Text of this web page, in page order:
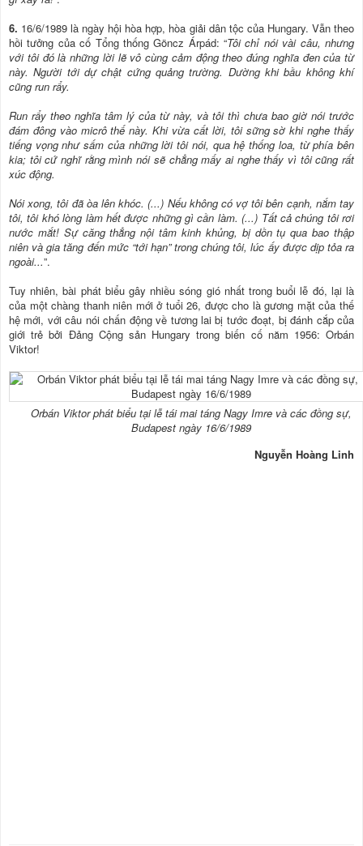
6. 16/6/1989 là ngày hội hòa hợp, hòa giải dân tộc của Hungary. Vẫn theo
hồi tưởng của cố Tổng thống Göncz Árpád: “Tôi chỉ nói vài câu, nhưng
với tôi đó là những lời lẽ vô cùng cảm động theo đúng nghĩa đen của từ
này. Người tới dự chật cứng quảng trường. Dường khi bầu không khí
cũng run rẩy.
Run rẩy theo nghĩa tâm lý của từ này, và tôi thì chưa bao giờ nói trước
đám đông vào micrô thế này. Khi vừa cất lời, tôi sững sờ khi nghe thấy
tiếng vọng như sấm của những lời tôi nói, qua hệ thống loa, từ phía bên
kia; tôi cứ nghĩ rằng mình nói sẽ chẳng mấy ai nghe thấy vì tôi cũng rất
xúc động.
Nói xong, tôi đã òa lên khóc. (...) Nếu không có vợ tôi bên cạnh, nắm tay
tôi, tôi khó lòng làm hết được những gì cần làm. (...) Tất cả chúng tôi rơi
nước mắt! Sự căng thẳng nội tâm kinh khủng, bị dồn tụ qua bao thập
niên và gia tăng đến mức “tới hạn” trong chúng tôi, lúc ấy được dịp tỏa ra
ngoài...”.
Tuy nhiên, bài phát biểu gây nhiều sóng gió nhất trong buổi lễ đó, lại là
của một chàng thanh niên mới ở tuổi 26, được cho là gương mặt của thế
hệ mới, với câu nói chấn động về tương lai bị tước đoạt, bị đánh cắp của
giới trẻ bởi Đảng Cộng sản Hungary trong biến cố năm 1956: Orbán
Viktor!
Orbán Viktor phát biểu tại lễ tái mai táng Nagy Imre và các đồng sự,
Budapest ngày 16/6/1989
Nguyễn Hoàng Linh